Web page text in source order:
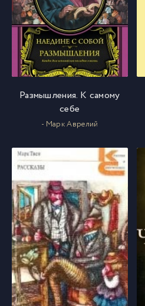
Размышления. К самому
себе
- Марк Аврелий